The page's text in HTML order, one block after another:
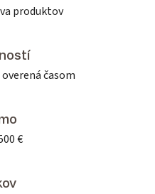
produktov
časom
€